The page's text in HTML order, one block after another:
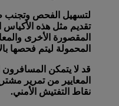
لتسهيل الفحص وتجنب
تقديم مثل هذه
المقصورة الأخرى
المحمولة ليتم فحصها
قد لا يتمكن
المعايير من تمرير
نقاط التفتيش الأمني.